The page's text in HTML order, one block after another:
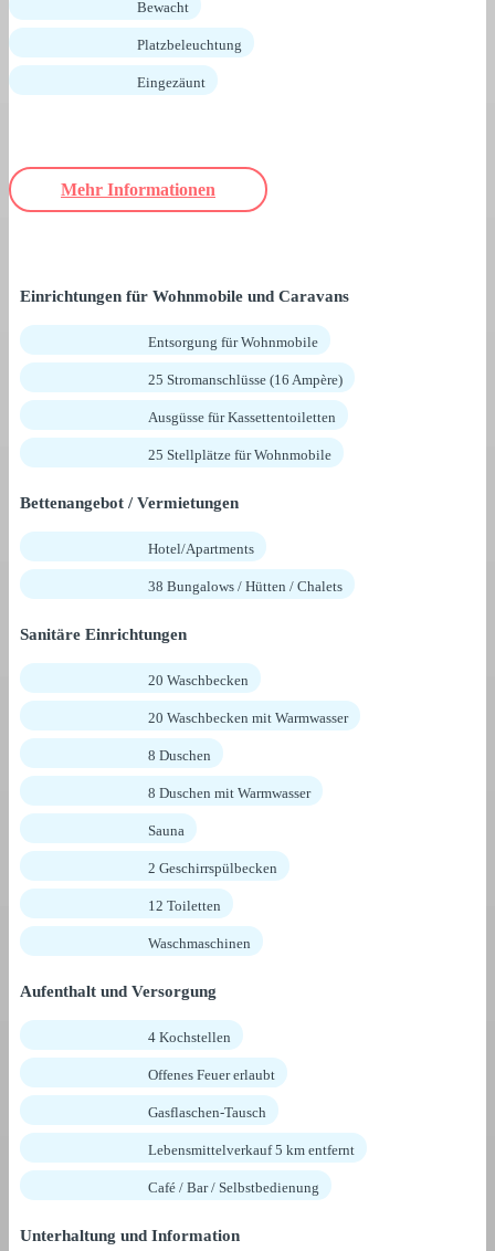
Bewacht
Platzbeleuchtung
Eingezäunt
Mehr Informationen
Einrichtungen für Wohnmobile und Caravans
Entsorgung für Wohnmobile
25 Stromanschlüsse (16 Ampère)
Ausgüsse für Kassettentoiletten
25 Stellplätze für Wohnmobile
Bettenangebot / Vermietungen
Hotel/Apartments
38 Bungalows / Hütten / Chalets
Sanitäre Einrichtungen
20 Waschbecken
20 Waschbecken mit Warmwasser
8 Duschen
8 Duschen mit Warmwasser
Sauna
2 Geschirrspülbecken
12 Toiletten
Waschmaschinen
Aufenthalt und Versorgung
4 Kochstellen
Offenes Feuer erlaubt
Gasflaschen-Tausch
Lebensmittelverkauf 5 km entfernt
Café / Bar / Selbstbedienung
Unterhaltung und Information